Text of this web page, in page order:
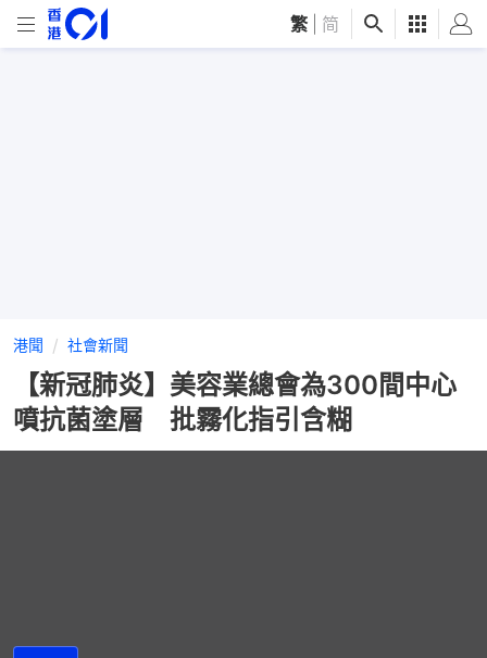
繁 简
港聞 社會新聞
【新冠肺炎】美容業總會為300間中心
噴抗菌塗層 批霧化指引含糊